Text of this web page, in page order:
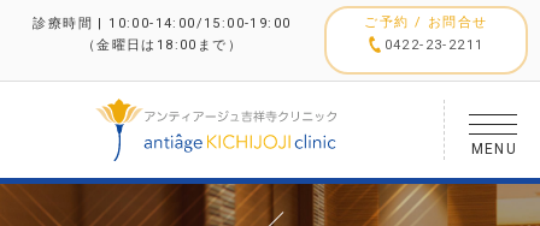
診療時間 | 10:00-14:00/15:00-19:00
（金曜日は18:00まで）
ご予約 / お問合せ
0422-23-2211
MENU